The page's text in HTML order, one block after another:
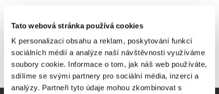
Tato webová stránka používá cookies
K personalizaci obsahu a reklam, poskytování funkcí
sociálních médií a analýze naší návštěvnosti využíváme
soubory cookie. Informace o tom, jak náš web používáte,
sdílíme se svými partnery pro sociální média, inzerci a
analýzy. Partneři tyto údaje mohou zkombinovat s